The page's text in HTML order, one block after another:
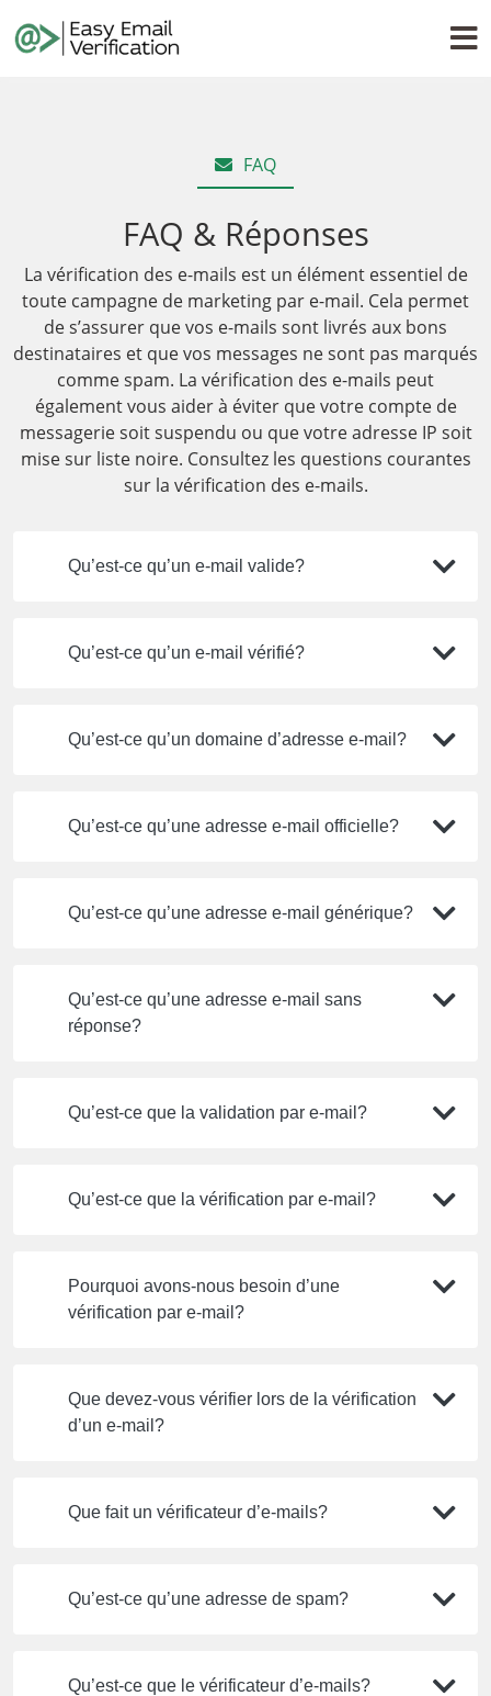
FAQ
FAQ & Réponses
La vérification des e-mails est un élément essentiel de
toute campagne de marketing par e-mail. Cela permet
de s’assurer que vos e-mails sont livrés aux bons
destinataires et que vos messages ne sont pas marqués
comme spam. La vérification des e-mails peut
également vous aider à éviter que votre compte de
messagerie soit suspendu ou que votre adresse IP soit
mise sur liste noire. Consultez les questions courantes
sur la vérification des e-mails.
Qu’est-ce qu’un e-mail valide?
Qu’est-ce qu’un e-mail vérifié?
Qu’est-ce qu’un domaine d’adresse e-mail?
Qu’est-ce qu’une adresse e-mail officielle?
Qu’est-ce qu’une adresse e-mail générique?
Qu’est-ce qu’une adresse e-mail sans
réponse?
Qu’est-ce que la validation par e-mail?
Qu’est-ce que la vérification par e-mail?
Pourquoi avons-nous besoin d’une
vérification par e-mail?
Que devez-vous vérifier lors de la vérification
d’un e-mail?
Que fait un vérificateur d’e-mails?
Qu’est-ce qu’une adresse de spam?
Qu’est-ce que le vérificateur d’e-mails?